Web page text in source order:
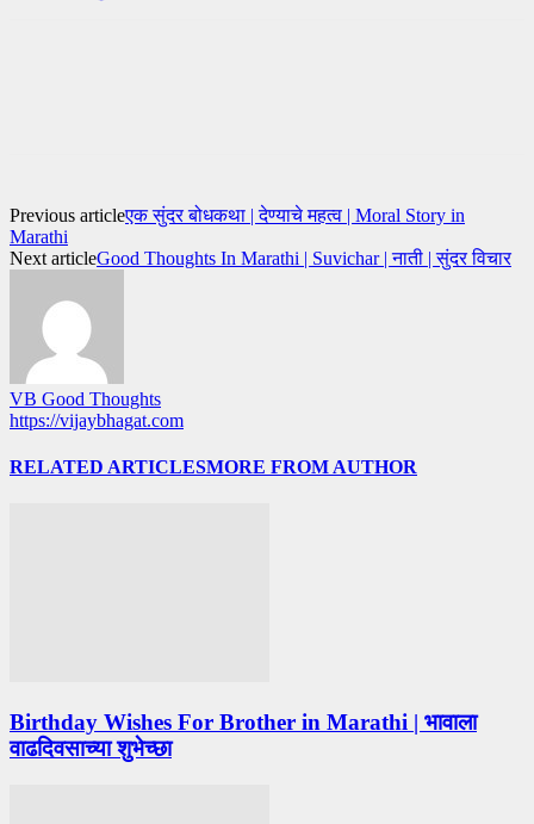
Previous articleएक सुंदर बोधकथा | देण्याचे महत्व | Moral Story in
Marathi
Next articleGood Thoughts In Marathi | Suvichar | नाती | सुंदर विचार
VB Good Thoughts
https://vijaybhagat.com
RELATED ARTICLESMORE FROM AUTHOR
Birthday Wishes For Brother in Marathi | भावाला
वाढदिवसाच्या शुभेच्छा